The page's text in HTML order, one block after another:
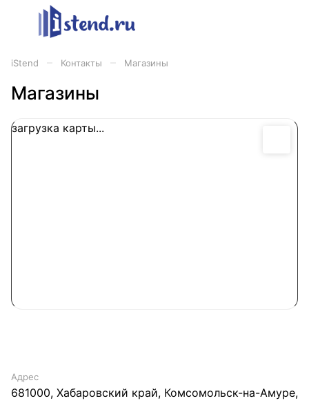
iStend Контакты Магазины
Магазины
Адрес
681000, Хабаровский край, Комсомольск-на-Амуре,
загрузка карты...